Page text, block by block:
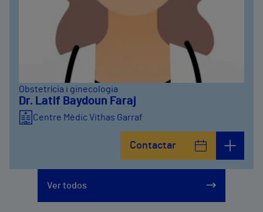
Obstetrícia i ginecologia
Dr. Latif Baydoun Faraj
Centre Mèdic Vithas Garraf
Contactar
Ver todos